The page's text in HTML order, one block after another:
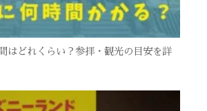
はどれくらい？参拝・観光の目安を詳